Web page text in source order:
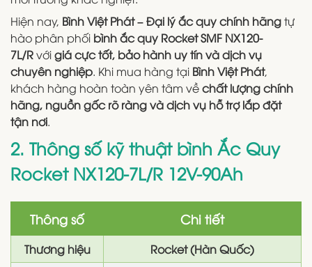
Hiện nay, Bình Việt Phát – Đại lý ắc quy chính hãngtự
hào phân phối bình ắc quy Rocket SMF NX120-
7L/Rvớigiá cực tốt, bảo hành uy tín và dịch vụ
chuyên nghiệp. Khi mua hàng tại Bình Việt Phát,
khách hàng hoàn toàn yên tâm vềchất lượng chính
hãng, nguồn gốc rõ ràng và dịch vụ hỗ trợ lắp đặt
tận nơi.
2. Thông số kỹ thuật bình Ắc Quy
Rocket NX120-7L/R 12V-90Ah
Thông số Chi tiết
Thương hiệu
Rocket (Hàn Quốc)